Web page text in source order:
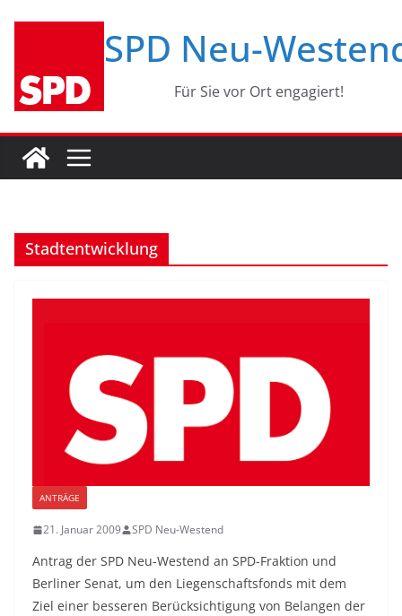
SPD Neu-
Für Sie vor Ort engagiert!
Stadtentwicklung
ANTRÄGE
21. Januar 2009 SPD Neu-Westend
Antrag der SPD Neu-Westend an SPD-Fraktion und
Berliner Senat, um den Liegenschaftsfonds mit dem
Ziel einer besseren Berücksichtigung von Belangen der